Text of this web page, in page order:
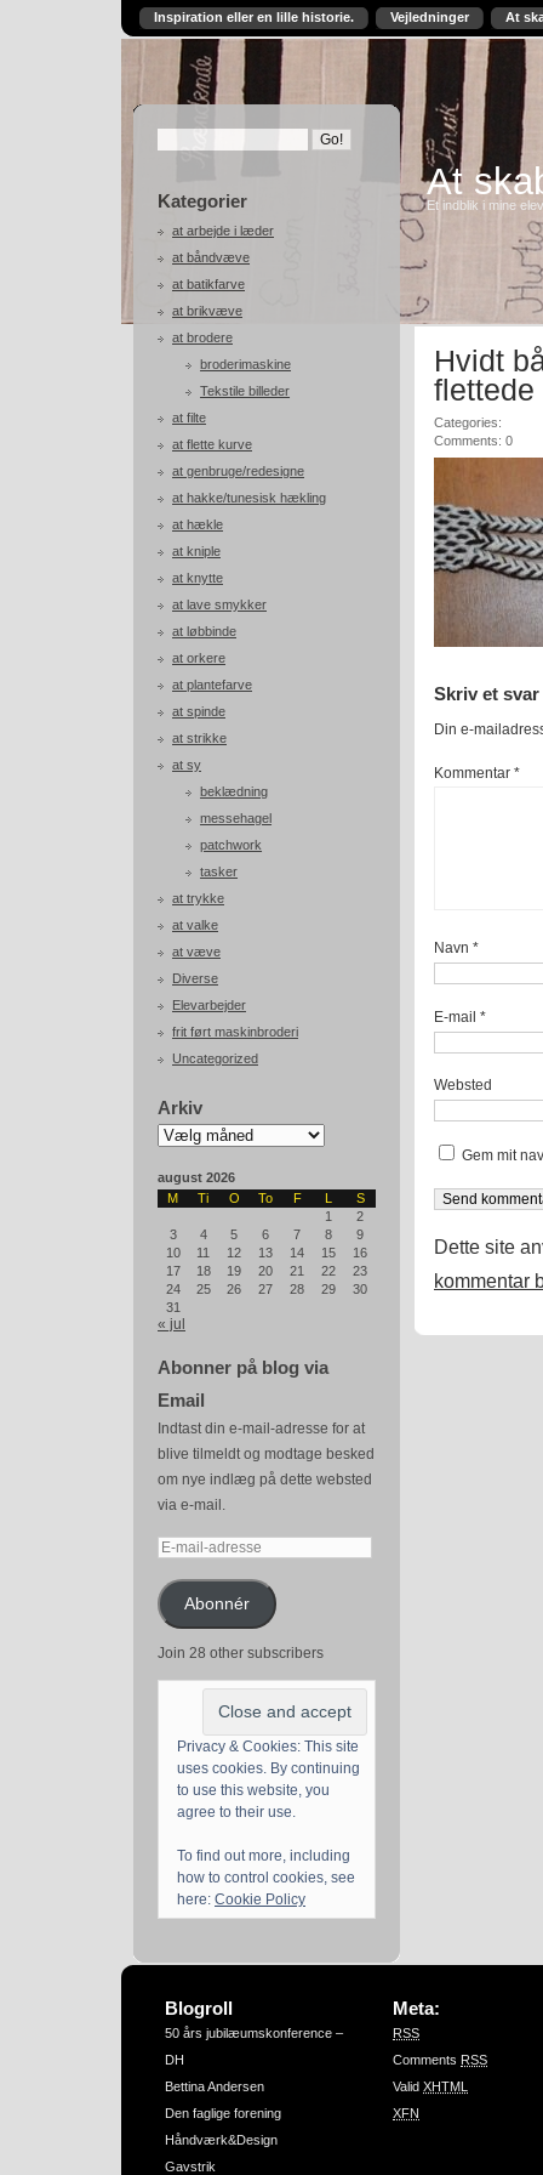
Inspiration eller en lille historie. Vejledninger At
Kategorier
at arbejde i læder
at båndvæve
at batikfarve
at brikvæve
at brodere
broderimaskine
Tekstile billeder
at filte
at flette kurve
at genbruge/redesigne
at hakke/tunesisk hækling
at hækle
at kniple
at knytte
at lave smykker
at løbbinde
at orkere
at plantefarve
at spinde
at strikke
at sy
beklædning
messehagel
patchwork
tasker
at trykke
at valke
at væve
Diverse
Elevarbejder
frit ført maskinbroderi
Uncategorized
Arkiv
Arkiv
august 2026
M
Ti O To F L
S
1
2
3
4 5 6 7 8
9
10
11 12 13 14 15
16
17
18 19 20 21 22
23
24
25 26 27 28 29
30
31
« jul
Abonner på blog via
Email
Indtast din e-mail-adresse for at
blive tilmeldt og modtage besked
om nye indlæg på dette websted
via e-mail.
E-
adresseAbonnér
Join 28 other subscribers
Privacy & Cookies: This site
uses cookies. By continuing
to use this website, you
agree to their use.
To find out more, including
how to control cookies, see
here: Cookie Policy
At
Et indblik i mine
Hvidt
flettede
Categories:
Comments: 0
Skriv et svar
Din e-
Kommentar *
Navn *
E-mail *
Websted
Gem mit
Dette site
kommentar
Blogroll
50 års jubilæumskonference –
DH
Bettina Andersen
Den faglige forening
Håndværk&Design
Gavstrik
Meta:
RSS
Comments RSS
Valid XHTML
XFN